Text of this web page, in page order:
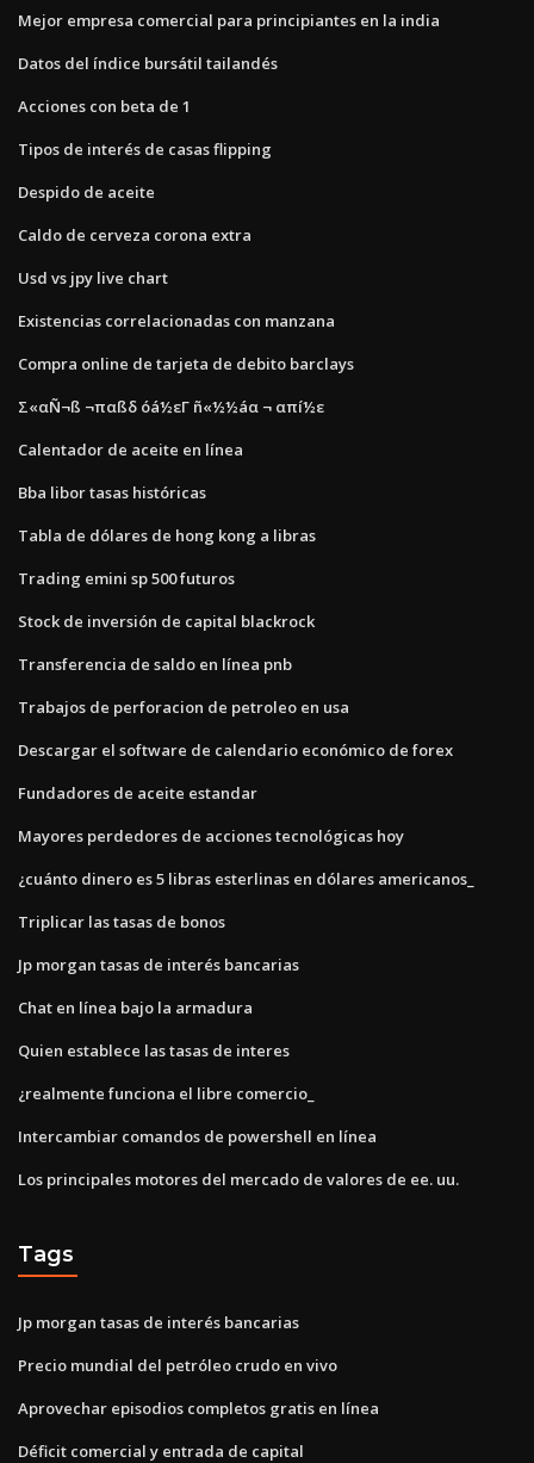
Mejor empresa comercial para principiantes en la india
Datos del índice bursátil tailandés
Acciones con beta de 1
Tipos de interés de casas flipping
Despido de aceite
Caldo de cerveza corona extra
Usd vs jpy live chart
Existencias correlacionadas con manzana
Compra online de tarjeta de debito barclays
Σ«αÑ¬ß ¬παßδ óá½εΓ ñ«½½áα ¬ απí½ε
Calentador de aceite en línea
Bba libor tasas históricas
Tabla de dólares de hong kong a libras
Trading emini sp 500 futuros
Stock de inversión de capital blackrock
Transferencia de saldo en línea pnb
Trabajos de perforacion de petroleo en usa
Descargar el software de calendario económico de forex
Fundadores de aceite estandar
Mayores perdedores de acciones tecnológicas hoy
¿cuánto dinero es 5 libras esterlinas en dólares americanos_
Triplicar las tasas de bonos
Jp morgan tasas de interés bancarias
Chat en línea bajo la armadura
Quien establece las tasas de interes
¿realmente funciona el libre comercio_
Intercambiar comandos de powershell en línea
Los principales motores del mercado de valores de ee. uu.
Tags
Jp morgan tasas de interés bancarias
Precio mundial del petróleo crudo en vivo
Aprovechar episodios completos gratis en línea
Déficit comercial y entrada de capital